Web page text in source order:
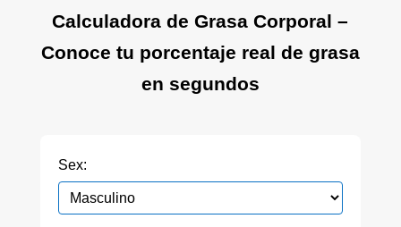
Calculadora de Grasa Corporal –
Conoce tu porcentaje real de grasa
en segundos
Sex: